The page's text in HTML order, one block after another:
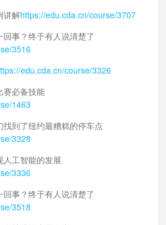
讲解https://edu.cda.cn/course/3707
事？终于有人说清楚了
3516
edu.cda.cn/course/3326
赛必备技能
1463
到了纽约最糟糕的停车点
3328
工智能的发展
3336
事？终于有人说清楚了
3518